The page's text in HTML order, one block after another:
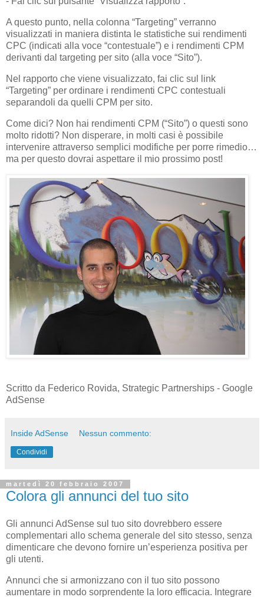
A questo punto, nella colonna “Targeting” verranno
visualizzati in maniera distinta le statistiche sui rendimenti
CPC (indicati alla voce “contestuale”) e i rendimenti CPM
derivanti dal targeting per sito (alla voce “Sito”).
Nel rapporto che viene visualizzato, fai clic sul link
“Targeting” per ordinare i rendimenti CPC contestuali
separandoli da quelli CPM per sito.
Come dici? Non hai rendimenti CPM (“Sito”) o questi sono
molto ridotti? Non disperare, in molti casi è possibile
intervenire attraverso semplici modifiche per porre rimedio…
ma per questo dovrai aspettare il mio prossimo post!
Scritto da Federico Rovida, Strategic Partnerships - Google
AdSense
Inside AdSense Nessun commento:
Condividi
martedì 20 febbraio 2007
Colora gli annunci del tuo sito
Gli annunci AdSense sul tuo sito dovrebbero essere
complementari allo schema generale del sito stesso, senza
dimenticare che devono fornire un’esperienza positiva per
gli utenti.
Annunci che si armonizzano con il tuo sito possono
aumentare in modo sorprendente la loro efficacia. Integrare